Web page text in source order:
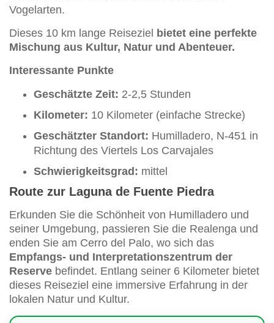
Vogelarten.
Dieses 10 km lange Reiseziel bietet eine perfekte
Mischung aus Kultur, Natur und Abenteuer.
Interessante Punkte
Geschätzte Zeit: 2-2,5 Stunden
Kilometer: 10 Kilometer (einfache Strecke)
Geschätzter Standort: Humilladero, N-451 in
Richtung des Viertels Los Carvajales
Schwierigkeitsgrad: mittel
Route zur Laguna de Fuente Piedra
Erkunden Sie die Schönheit von Humilladero und
seiner Umgebung, passieren Sie die Realenga und
enden Sie am Cerro del Palo, wo sich das
Empfangs- und Interpretationszentrum der
Reserve befindet. Entlang seiner 6 Kilometer bietet
dieses Reiseziel eine immersive Erfahrung in der
lokalen Natur und Kultur.